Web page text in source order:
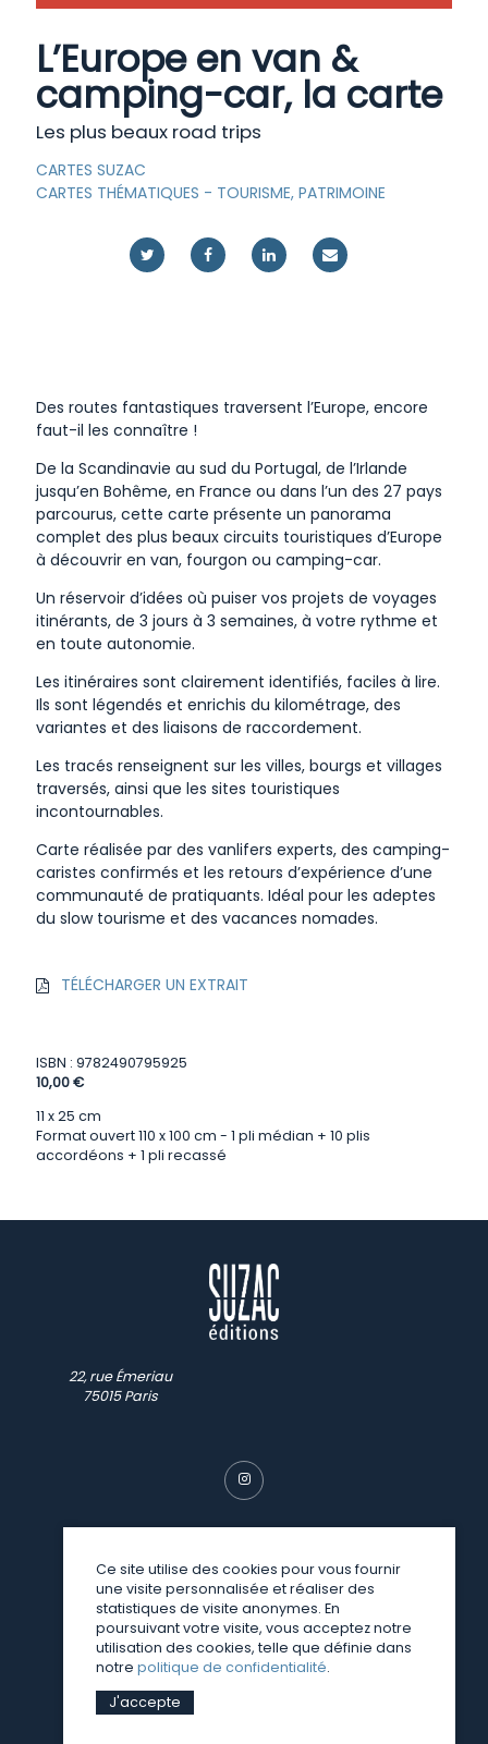
L’Europe en van &
camping-car, la carte
Les plus beaux road trips
CARTES SUZAC
CARTES THÉMATIQUES - TOURISME, PATRIMOINE
Des routes fantastiques traversent l’Europe, encore
faut-il les connaître !
De la Scandinavie au sud du Portugal, de l’Irlande
jusqu’en Bohême, en France ou dans l’un des 27 pays
parcourus, cette carte présente un panorama
complet des plus beaux circuits touristiques d’Europe
à découvrir en van, fourgon ou camping-car.
Un réservoir d’idées où puiser vos projets de voyages
itinérants, de 3 jours à 3 semaines, à votre rythme et
en toute autonomie.
Les itinéraires sont clairement identifiés, faciles à lire.
Ils sont légendés et enrichis du kilométrage, des
variantes et des liaisons de raccordement.
Les tracés renseignent sur les villes, bourgs et villages
traversés, ainsi que les sites touristiques
incontournables.
Carte réalisée par des vanlifers experts, des camping-
caristes confirmés et les retours d’expérience d’une
communauté de pratiquants. Idéal pour les adeptes
du slow tourisme et des vacances nomades.
TÉLÉCHARGER UN EXTRAIT
ISBN : 9782490795925
10,00 €
11 x 25 cm
Format ouvert 110 x 100 cm - 1 pli médian + 10 plis
accordéons + 1 pli recassé
22, rue Émeriau
75015 Paris
© SUZAC 2026
une réalisation Sitedit
Ce site utilise des cookies pour vous fournir
une visite personnalisée et réaliser des
statistiques de visite anonymes. En
poursuivant votre visite, vous acceptez notre
utilisation des cookies, telle que définie dans
notre politique de confidentialité.
J'accepte